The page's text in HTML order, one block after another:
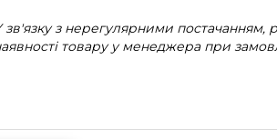
зв'язку з нерегулярними
товару у менеджера при